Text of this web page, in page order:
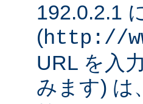
192.0.2.1
(http://
URL を入
みます) は、